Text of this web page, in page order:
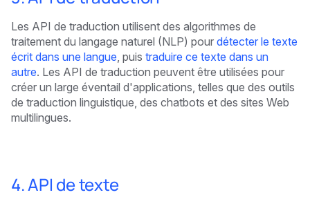
Les API de traduction utilisent des algorithmes de
traitement du langage naturel (NLP) pour détecter le texte
écrit dans une langue, puis traduire ce texte dans un
autre. Les API de traduction peuvent être utilisées pour
créer un large éventail d'applications, telles que des outils
de traduction linguistique, des chatbots et des sites Web
multilingues.
4. API de texte